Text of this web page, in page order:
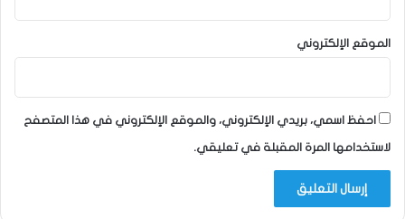
الموقع الإلكتروني
احفظ اسمي، بريدي الإلكتروني، والموقع الإلكتروني في هذا المتصفح
لاستخدامها المرة المقبلة في تعليقي.